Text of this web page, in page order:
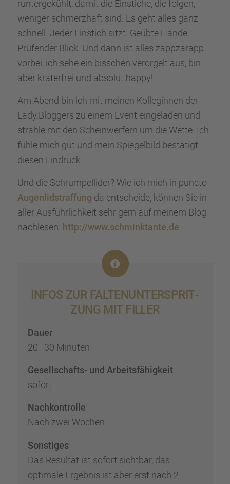
runter­ge­kühlt, damit die Einsti­che, die folgen,
weniger schmerz­haft sind. Es geht alles ganz
schnell. Jeder Einstich sitzt. Geübte Hände.
Prüfen­der Blick. Und dann ist alles zappzar­app
vorbei, ich sehe ein bisschen veror­gelt aus, bin
aber krater­frei und absolut happy!
Am Abend bin ich mit meinen Kolle­gin­nen der
Lady.Bloggers zu einem Event einge­la­den und
strahle mit den Schein­wer­fern um die Wette. Ich
fühle mich gut und mein Spiegel­bild bestä­tigt
diesen Eindruck.
Und die Schrum­pell­i­der? Wie ich mich in puncto
Augen­lid­s­traf­fung da entscheide, können Sie in
aller Ausführ­lich­keit sehr gern auf meinem Blog
nachle­sen: http://www.schminktante.de
INFOS ZUR FALTEN­UN­TER­SPRIT­
ZUNG MIT FILLER
Dauer
20–30 Minuten
Gesell­schafts- und Arbeits­fä­hig­keit
sofort
Nachkon­trolle
Nach zwei Wochen
Sonsti­ges
Das Resul­tat ist sofort sicht­bar, das
optimale Ergeb­nis ist aber erst nach 2